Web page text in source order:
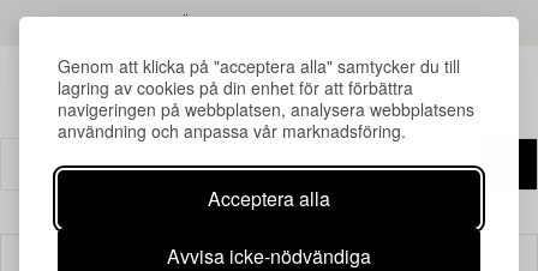
Genom att klicka på "acceptera alla" samtycker du till
lagring av cookies på din enhet för att förbättra
navigeringen på webbplatsen, analysera webbplatsens
användning och anpassa vår marknadsföring.
Acceptera alla
Avvisa icke-nödvändiga
Filter